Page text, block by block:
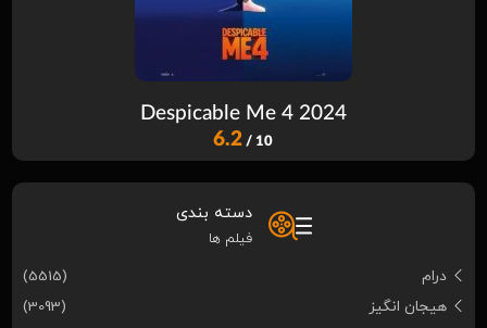
Despicable Me 4 2024
6.2 / 10
دسته بندی
فیلم ها
درام
(5515)
هیجان انگیز
(3093)